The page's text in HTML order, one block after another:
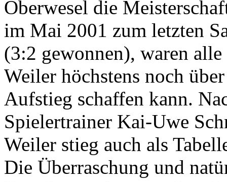
Oberwesel die
im Mai 2001 zum letzten
(3:2 gewonnen), waren
Weiler höchstens noch
Aufstieg schaffen kann.
Spielertrainer Kai-Uwe
Weiler stieg auch als
Die Überraschung und